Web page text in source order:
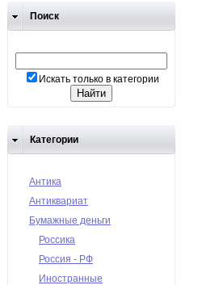
Поиск
Искать только в категории
Категории
Антика
Антиквариат
Бумажные деньги
Россика
Россия - РФ
Иностранные